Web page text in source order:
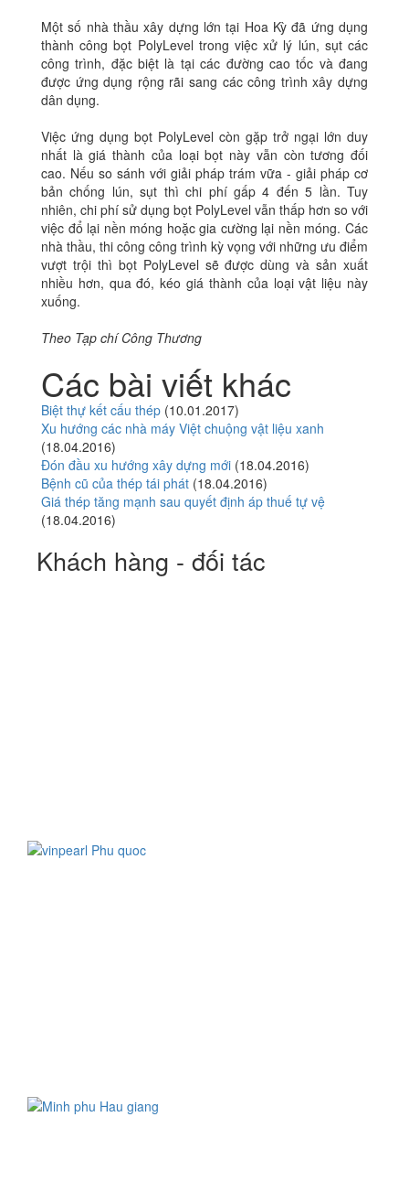
Một số nhà thầu xây dựng lớn tại Hoa Kỳ đã ứng dụng
thành công bọt PolyLevel trong việc xử lý lún, sụt các
công trình, đặc biệt là tại các đường cao tốc và đang
được ứng dụng rộng rãi sang các công trình xây dựng
dân dụng.
Việc ứng dụng bọt PolyLevel còn gặp trở ngại lớn duy
nhất là giá thành của loại bọt này vẫn còn tương đối
cao. Nếu so sánh với giải pháp trám vữa - giải pháp cơ
bản chống lún, sụt thì chi phí gấp 4 đến 5 lần. Tuy
nhiên, chi phí sử dụng bọt PolyLevel vẫn thấp hơn so với
việc đổ lại nền móng hoặc gia cường lại nền móng. Các
nhà thầu, thi công công trình kỳ vọng với những ưu điểm
vượt trội thì bọt PolyLevel sẽ được dùng và sản xuất
nhiều hơn, qua đó, kéo giá thành của loại vật liệu này
xuống.
Theo Tạp chí Công Thương
Các bài viết khác
Biệt thự kết cấu thép (10.01.2017)
Xu hướng các nhà máy Việt chuộng vật liệu xanh
(18.04.2016)
Đón đầu xu hướng xây dựng mới (18.04.2016)
Bệnh cũ của thép tái phát (18.04.2016)
Giá thép tăng mạnh sau quyết định áp thuế tự vệ
(18.04.2016)
Khách hàng - đối tác